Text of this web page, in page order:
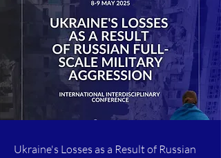
Ukraine's Losses as a Result of Russian